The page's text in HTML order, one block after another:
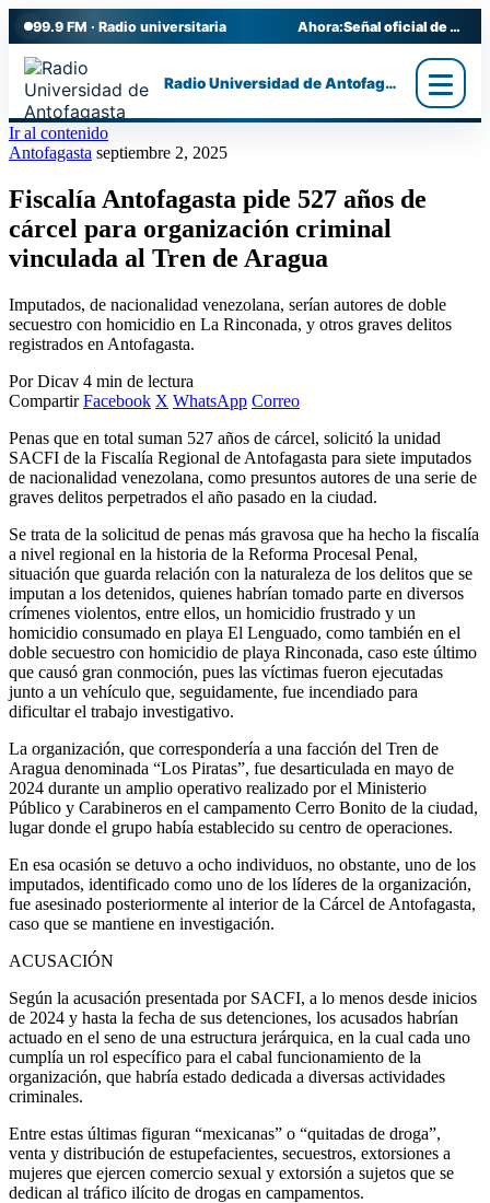
99.9 FM · Radio universitaria Ahora: Señal oficial de Radio UA
Radio Universidad de Antofagasta
Ir al contenido
Antofagasta septiembre 2, 2025
Fiscalía Antofagasta pide 527 años de
cárcel para organización criminal
vinculada al Tren de Aragua
Imputados, de nacionalidad venezolana, serían autores de doble
secuestro con homicidio en La Rinconada, y otros graves delitos
registrados en Antofagasta.
Por Dicav 4 min de lectura
Compartir Facebook X WhatsApp Correo
Penas que en total suman 527 años de cárcel, solicitó la unidad
SACFI de la Fiscalía Regional de Antofagasta para siete imputados
de nacionalidad venezolana, como presuntos autores de una serie de
graves delitos perpetrados el año pasado en la ciudad.
Se trata de la solicitud de penas más gravosa que ha hecho la fiscalía
a nivel regional en la historia de la Reforma Procesal Penal,
situación que guarda relación con la naturaleza de los delitos que se
imputan a los detenidos, quienes habrían tomado parte en diversos
crímenes violentos, entre ellos, un homicidio frustrado y un
homicidio consumado en playa El Lenguado, como también en el
doble secuestro con homicidio de playa Rinconada, caso este último
que causó gran conmoción, pues las víctimas fueron ejecutadas
junto a un vehículo que, seguidamente, fue incendiado para
dificultar el trabajo investigativo.
La organización, que correspondería a una facción del Tren de
Aragua denominada “Los Piratas”, fue desarticulada en mayo de
2024 durante un amplio operativo realizado por el Ministerio
Público y Carabineros en el campamento Cerro Bonito de la ciudad,
lugar donde el grupo había establecido su centro de operaciones.
En esa ocasión se detuvo a ocho individuos, no obstante, uno de los
imputados, identificado como uno de los líderes de la organización,
fue asesinado posteriormente al interior de la Cárcel de Antofagasta,
caso que se mantiene en investigación.
ACUSACIÓN
Según la acusación presentada por SACFI, a lo menos desde inicios
de 2024 y hasta la fecha de sus detenciones, los acusados habrían
actuado en el seno de una estructura jerárquica, en la cual cada uno
cumplía un rol específico para el cabal funcionamiento de la
organización, que habría estado dedicada a diversas actividades
criminales.
Entre estas últimas figuran “mexicanas” o “quitadas de droga”,
venta y distribución de estupefacientes, secuestros, extorsiones a
mujeres que ejercen comercio sexual y extorsión a sujetos que se
dedican al tráfico ilícito de drogas en campamentos.